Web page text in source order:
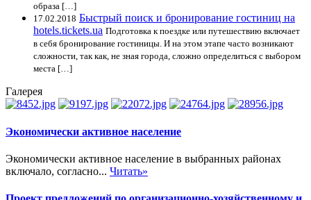
образа […]
17.02.2018 Быстрый поиск и бронирование гостиниц на
hotels.tickets.ua Подготовка к поездке или путешествию включает
в себя бронирование гостиницы. И на этом этапе часто возникают
сложности, так как, не зная города, сложно определиться с выбором
места […]
Галерея
Экономически активное население
Экономически активное население в выбранных районах
включало, согласно... Читать»